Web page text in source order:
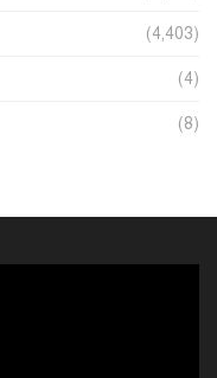
(4,403)
(4)
(8)